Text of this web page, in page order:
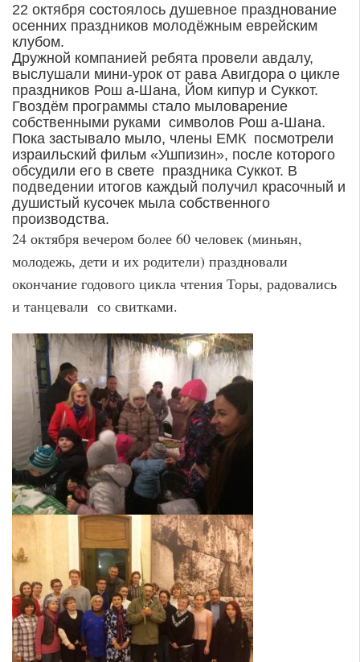
22 октября состоялось душевное празднование
осенних праздников молодёжным еврейским
клубом.
Дружной компанией ребята провели авдалу,
выслушали мини-урок от рава Авигдора о цикле
праздников Рош а-Шана, Йом кипур и Суккот.
Гвоздём программы стало мыловарение
собственными руками символов Рош а-Шана.
Пока застывало мыло, члены ЕМК посмотрели
израильский фильм «Ушпизин», после которого
обсудили его в свете праздника Суккот. В
подведении итогов каждый получил красочный и
душистый кусочек мыла собственного
производства.
24 октября вечером более 60 человек (миньян,
молодежь, дети и их родители) праздновали
окончание годового цикла чтения Торы, радовались
и танцевали со свитками.